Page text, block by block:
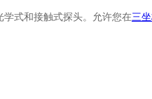
学式和接触式探头。允许您在三